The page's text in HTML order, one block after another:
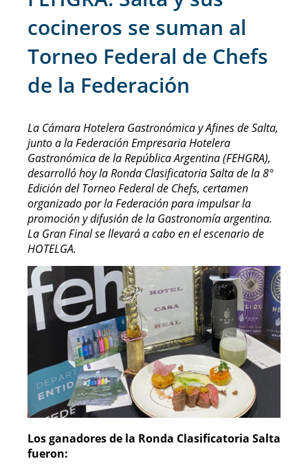
cocineros se suman al
Torneo Federal de Chefs
de la Federación
La Cámara Hotelera Gastronómica y Afines de Salta,
junto a la Federación Empresaria Hotelera
Gastronómica de la República Argentina (FEHGRA),
desarrolló hoy la Ronda Clasificatoria Salta de la 8°
Edición del Torneo Federal de Chefs, certamen
organizado por la Federación para impulsar la
promoción y difusión de la Gastronomía argentina.
La Gran Final se llevará a cabo en el escenario de
HOTELGA.
Los ganadores de la Ronda Clasificatoria Salta
fueron: